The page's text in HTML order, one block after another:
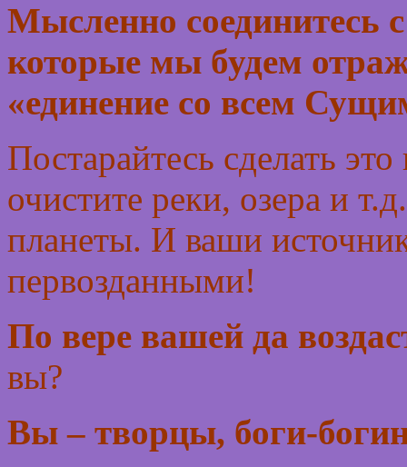
Мысленно соединитесь
которые мы будем
«единение со всем
Постарайтесь сделать
очистите реки, озера и
планеты. И ваши
первозданными!
По вере вашей да
вы?
Вы – творцы, боги-